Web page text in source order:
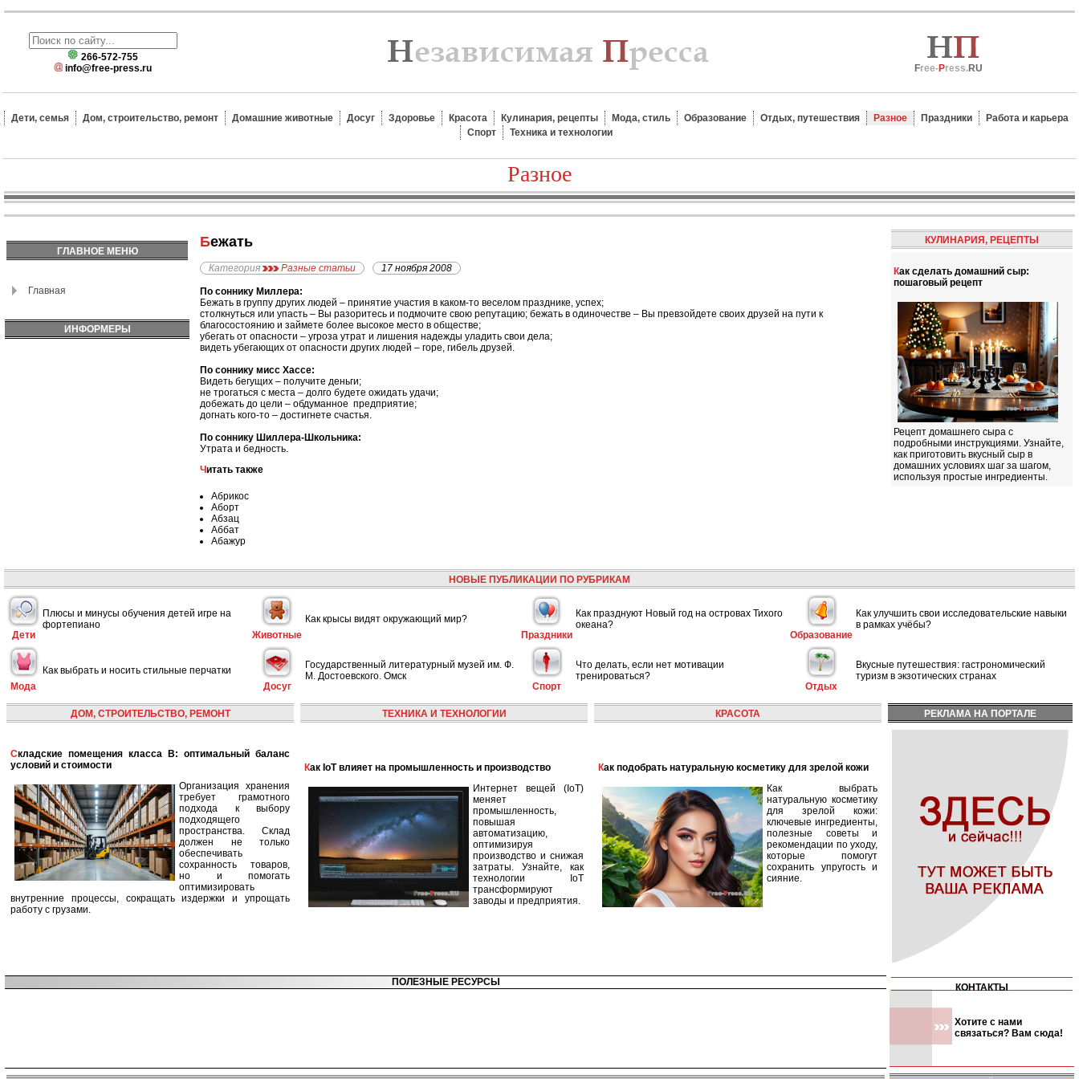
266-572-755
info@free-press.ru
Free-Press.RU
Дети, семья Дом, строительство, ремонт Домашние животные Досуг Здоровье Красота Кулинария, рецепты Мода, стиль Образование Отдых, путешествия Разное Праздники
Работа и карьера
Спорт
Техника и технологии
Разное
ГЛАВНОЕ МЕНЮ
Главная
ИНФОРМЕРЫ
Бежать
Категория Разные статьи 17 ноября 2008
По соннику Миллера:
Бежать в группу других людей – принятие участия в каком-то веселом празднике, успех;
столкнуться или упасть – Вы разоритесь и подмочите свою репутацию; бежать в одиночестве – Вы превзойдете своих друзей на пути к
благосостоянию и займете более высокое место в обществе;
убегать от опасности – угроза утрат и лишения надежды уладить свои дела;
видеть убегающих от опасности других людей – горе, гибель друзей.
По соннику мисс Хассе:
Видеть бегущих – получите деньги;
не трогаться с места – долго будете ожидать удачи;
добежать до цели – обдуманное предприятие;
догнать кого-то – достигнете счастья.
По соннику Шиллера-Школьника:
Утрата и бедность.
Читать также
Абрикос
Аборт
Абзац
Аббат
Абажур
КУЛИНАРИЯ, РЕЦЕПТЫ
Как сделать домашний сыр:
пошаговый рецепт
Рецепт домашнего сыра с
подробными инструкциями. Узнайте,
как приготовить вкусный сыр в
домашних условиях шаг за шагом,
используя простые ингредиенты.
НОВЫЕ ПУБЛИКАЦИИ ПО РУБРИКАМ
Дети
Плюсы и минусы обучения детей игре на
фортепиано
Животные
Как крысы видят окружающий мир?
Праздники
Как празднуют Новый год на островах Тихого
океана?
Образование
Как улучшить свои исследовательские навыки
в рамках учёбы?
Мода
Как выбрать и носить стильные перчатки
Досуг
Государственный литературный музей им. Ф.
М. Достоевского. Омск
Спорт
Что делать, если нет мотивации
тренироваться?
Отдых
Вкусные путешествия: гастрономический
туризм в экзотических странах
ДОМ, СТРОИТЕЛЬСТВО, РЕМОНТ
Складские помещения класса B: оптимальный баланс
условий и стоимости
Организация хранения
требует грамотного
подхода к выбору
подходящего
пространства. Склад
должен не только
обеспечивать
сохранность товаров,
но и помогать
оптимизировать
внутренние процессы, сокращать издержки и упрощать
работу с грузами.
ТЕХНИКА И ТЕХНОЛОГИИ
Как IoT влияет на промышленность и производство
Интернет вещей (IoT)
меняет
промышленность,
повышая
автоматизацию,
оптимизируя
производство и снижая
затраты. Узнайте, как
технологии IoT
трансформируют
заводы и предприятия.
КРАСОТА
Как подобрать натуральную косметику для зрелой кожи
Как выбрать
натуральную косметику
для зрелой кожи:
ключевые ингредиенты,
полезные советы и
рекомендации по уходу,
которые помогут
сохранить упругость и
сияние.
РЕКЛАМА НА ПОРТАЛЕ
ПОЛЕЗНЫЕ РЕСУРСЫ КОНТАКТЫ
Хотите с нами
связаться? Вам сюда!